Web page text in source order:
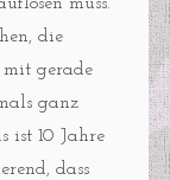
die
gerade
ganz
ist 10 Jahre
dass